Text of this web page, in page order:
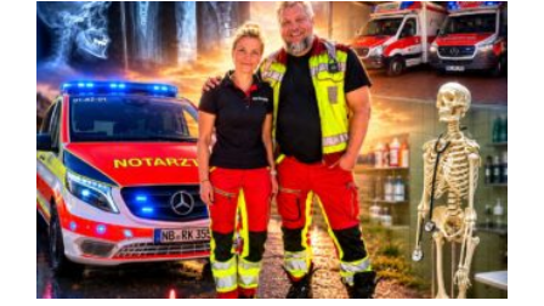
Besuch im Dietrich-Bonhoeffer-
Klinikum Neubrandenburg
Schulleben